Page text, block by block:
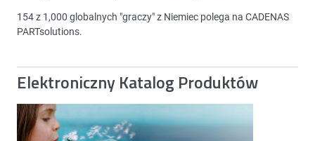
154 z 1,000 globalnych "graczy" z Niemiec polega na CADENAS
PARTsolutions.
Elektroniczny Katalog Produktów